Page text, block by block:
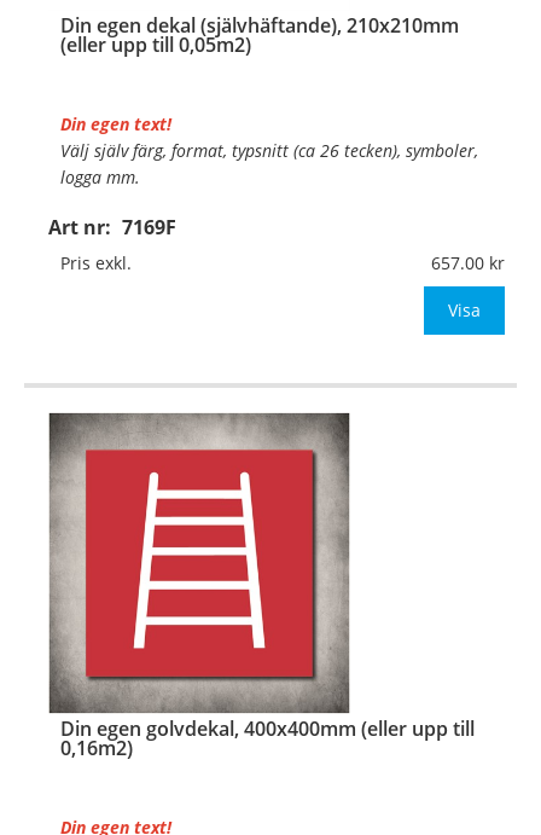
Din egen dekal (självhäftande), 210x210mm
(eller upp till 0,05m2)
Art nr: 7169F
Din egen text!
Välj själv färg, format, typsnitt (ca 26 tecken), symboler,
logga mm.
Material:Självhäftande folie
Mått:210x210mm (eller annat mått upp till 0,05m²)
Pris exkl. 657.00
Visa
Din egen golvdekal, 400x400mm (eller upp till
0,16m2)
Din egen text!